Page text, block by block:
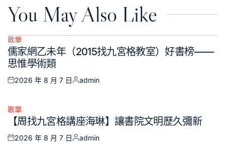
You May Also Like
Posted
in
歌單
儒家網乙未年（2015找九宮格教室）好書榜——
思惟學術類
Posted
2026 年 8 月 7 日
Posted
admin
Posted
歌單
【周找九宮格講座海琳】讓書院文明歷久彌新
Posted
2026 年 8 月 7 日
Posted
admin